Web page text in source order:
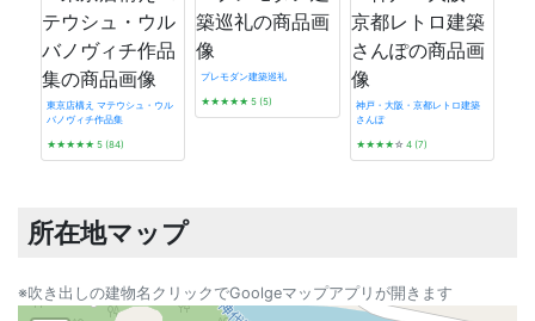
東京店構え マテウシュ・ウル
バノヴィチ作品集
★★★★★ 5 (84)
プレモダン建築巡礼
★★★★★ 5 (5)
神戸・大阪・京都レトロ建築
さんぽ
★★★★☆ 4 (7)
所在地マップ
※吹き出しの建物名クリックでGoolgeマップアプリが開きます